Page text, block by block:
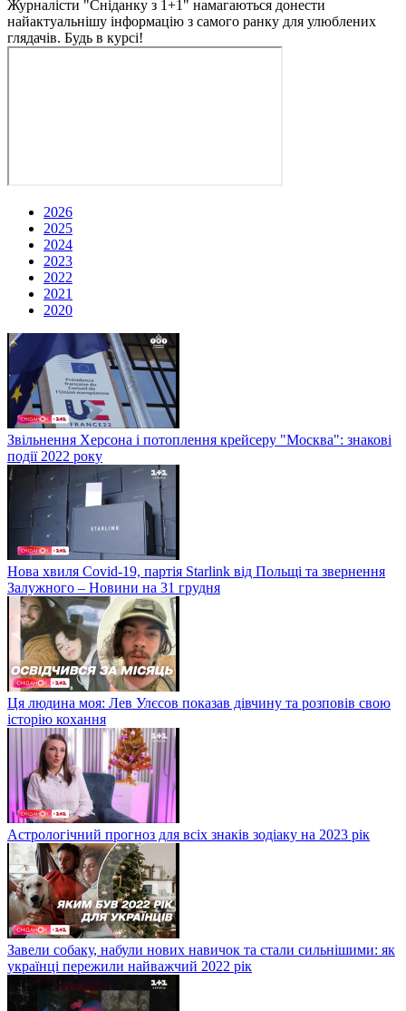
Журналісти "Сніданку з 1+1" намагаються донести
найактуальнішу інформацію з самого ранку для улюблених
глядачів. Будь в курсі!
2026
2025
2024
2023
2022
2021
2020
Звільнення Херсона і потоплення крейсеру "Москва": знакові
події 2022 року
Нова хвиля Covid-19, партія Starlink від Польщі та звернення
Залужного – Новини на 31 грудня
Ця людина моя: Лев Улєсов показав дівчину та розповів свою
історію кохання
Астрологічний прогноз для всіх знаків зодіаку на 2023 рік
Завели собаку, набули нових навичок та стали сильнішими: як
українці пережили найважчий 2022 рік